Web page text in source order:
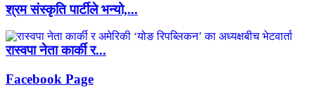
श्रम संस्कृति पार्टीले भन्यो,...
रास्वपा नेता कार्की र...
Facebook Page